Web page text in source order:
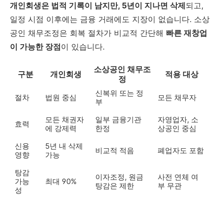
개인회생은 법적 기록이 남지만, 5년이 지나면 삭제되고,
일정 시점 이후에는 금융 거래에도 지장이 없습니다. 소상
공인 채무조정은 회복 절차가 비교적 간단해 빠른 재창업
이 가능한 장점이 있습니다.
구분 개인회생
소상공인 채무조
정
적용 대상
절차 법원 중심
신복위 또는 정
부
모든 채무자
효력
모든 채권자
에 강제력
일부 금융기관
한정
자영업자, 소
상공인 중심
신용
영향
5년 내 삭제
가능
비교적 적음 폐업자도 포함
탕감
가능
성
최대 90%
이자조정, 원금
탕감은 제한
사전 연체 여
부 무관